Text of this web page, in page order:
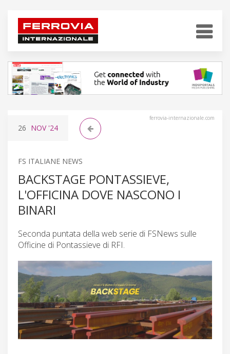
ferrovia-internazionale.com
26 NOV'24
FS ITALIANE NEWS
BACKSTAGE PONTASSIEVE,
L'OFFICINA DOVE NASCONO I
BINARI
Seconda puntata della web serie di FSNews sulle
Officine di Pontassieve di RFI.